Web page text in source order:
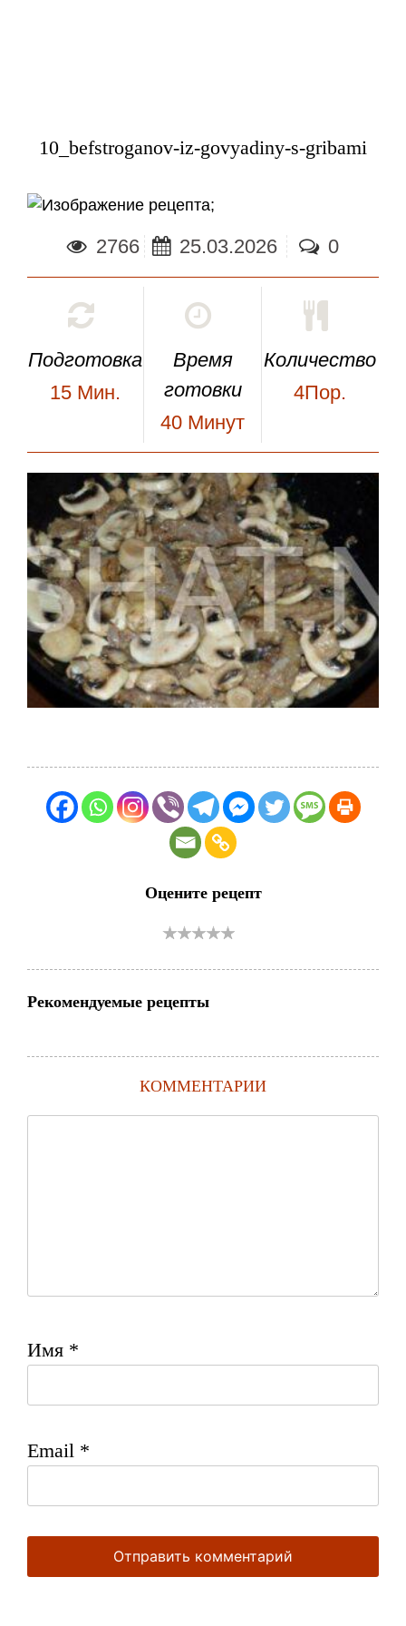
10_befstroganov-iz-govyadiny-s-gribami
;
2766 25.03.2026 0
Подготовка
15 Мин.
Время
готовки
40 Минут
Количество
4Пор.
Оцените рецепт
Рекомендуемые рецепты
КОММЕНТАРИИ
Имя *
Email *